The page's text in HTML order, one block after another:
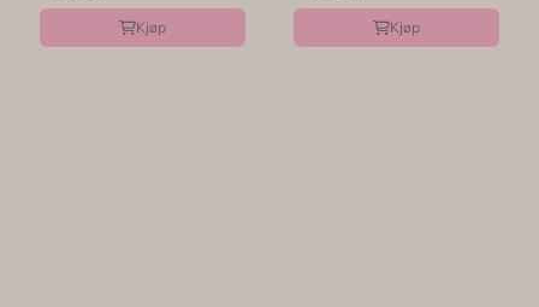
Kjøp Kjøp